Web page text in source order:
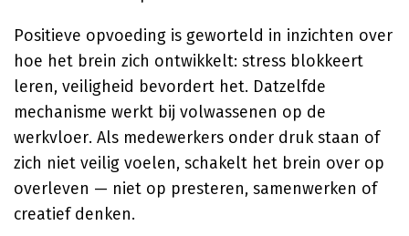
Positieve opvoeding is geworteld in inzichten over
hoe het brein zich ontwikkelt: stress blokkeert
leren, veiligheid bevordert het. Datzelfde
mechanisme werkt bij volwassenen op de
werkvloer. Als medewerkers onder druk staan of
zich niet veilig voelen, schakelt het brein over op
overleven — niet op presteren, samenwerken of
creatief denken.